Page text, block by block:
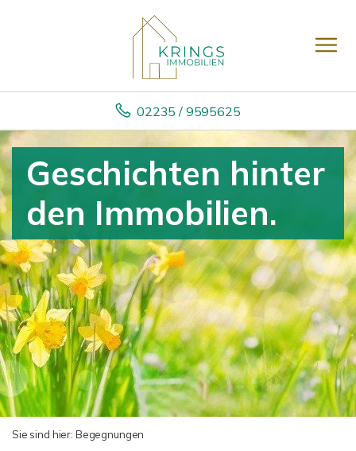
02235 / 9595625
Geschichten hinter
den Immobilien.
Sie sind hier: Begegnungen